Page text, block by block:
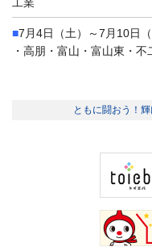
■7月4日（土）～7月10日（
・高朋・富山・富山東・
ともに闘おう！